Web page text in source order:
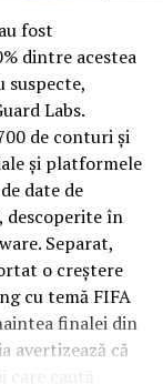
de hotel
oaspeți diferiți,
mai multe
Această
reală pe
primele
din jurul
pentru zonele
și de
frecventă. Este
mult de
fost
dintre acestea
suspecte,
Labs.
de conturi și
și platformele
date de
în
Separat,
o creștere
cu temă FIFA
finalei din
avertizează că